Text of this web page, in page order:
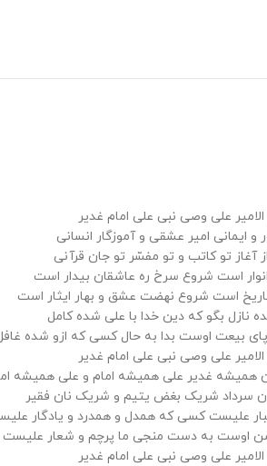
علی وصی نبی علی امام غدیر
امیر عشقی و آموزگار انسانی
آغاز تو کاتب و تو مفسّر تو جان قرآنی
است شروع سرخ ره عاشقان بیدار است
است شروع نهضت عشق و بهار ایثار است
نازل بگو که دین خدا با علی شده کامل
بیعت اوست بدا به حال کسی که ازو شده
علی وصی نبی علی امام غدیر
همیشه غدیر علی همیشه امام و علی همیشه
سرداد شریک بغض یتیم و شریک نان فقیر
علیست کسی که همدل و همدرد و یادگار
اوست به دست منجی ما پرچم و شعار علیست
علی وصی نبی علی امام غدیر